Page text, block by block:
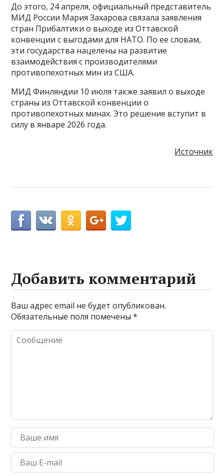
До этого, 24 апреля, официальный представитель
МИД России Мария Захарова связала заявления
стран Прибалтики о выходе из Оттавской
конвенции с выгодами для НАТО. По ее словам,
эти государства нацелены на развитие
взаимодействия с производителями
противопехотных мин из США.
МИД Финляндии 10 июля также заявил о выходе
страны из Оттавской конвенции о
противопехотных минах. Это решение вступит в
силу в январе 2026 года.
Источник
Добавить комментарий
Ваш адрес email не будет опубликован.
Обязательные поля помечены*